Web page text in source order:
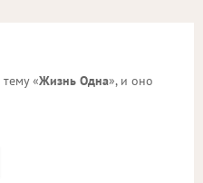
«Жизнь Одна», и оно